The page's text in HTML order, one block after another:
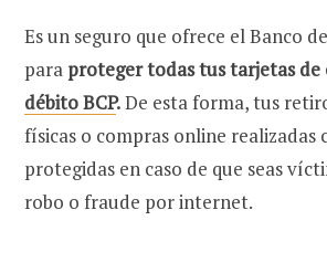
Es un seguro que ofrece el Banco
para proteger todas tus tarjetas
débito BCP.De esta forma, tus
físicas o compras online realizadas
protegidas en caso de que seas
robo o fraude por internet.